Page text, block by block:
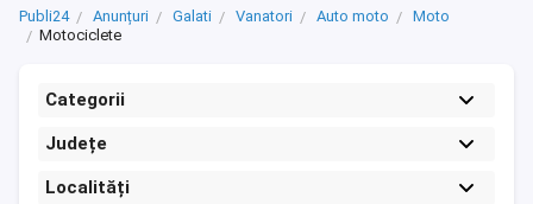
Publi24 Anunțuri Galati Vanatori Auto moto
Moto
Motociclete
Categorii
Județe
Localități